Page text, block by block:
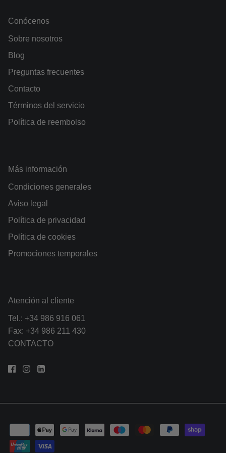
Conócenos
Sobre nosotros
Blog
Preguntas frecuentes
Contacto
Términos del servicio
Política de reembolso
Más información
Condiciones generales
Aviso legal
Política de privacidad
Política de cookies
Promociones temporales
Atención al cliente
Tel.: +34 986 916 061
Fax: +34 986 211 430
CONTACTO